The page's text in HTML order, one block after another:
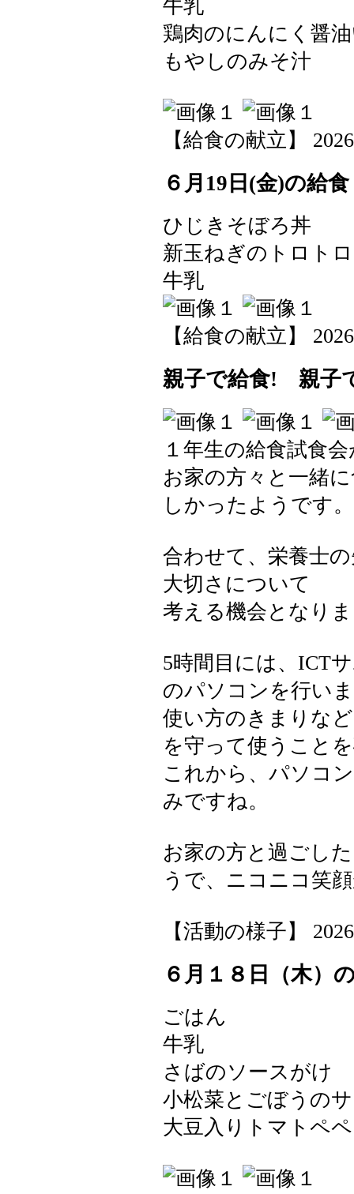
牛乳
鶏肉のにんにく醤
もやしのみそ汁
【給食の献立】
６月19日(金)の給食
ひじきそぼろ丼
新玉ねぎのトロト
牛乳
【給食の献立】
親子で給食! 親子
１年生の給食試食
お家の方々と一緒
しかったようです。
合わせて、栄養士
大切さについて
考える機会となり
5時間目には、ICT
のパソコンを行い
使い方のきまりな
を守って使うこと
これから、パソコ
みですね。
お家の方と過ごし
うで、ニコニコ笑
【活動の様子】
６月１８日（木）
ごはん
牛乳
さばのソースがけ
小松菜とごぼうの
大豆入りトマトペ